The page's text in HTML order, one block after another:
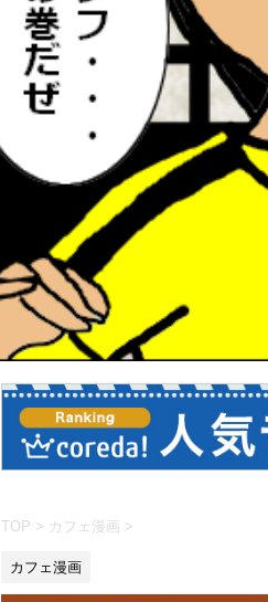
TOP > カフェ漫画 >
カフェ漫画